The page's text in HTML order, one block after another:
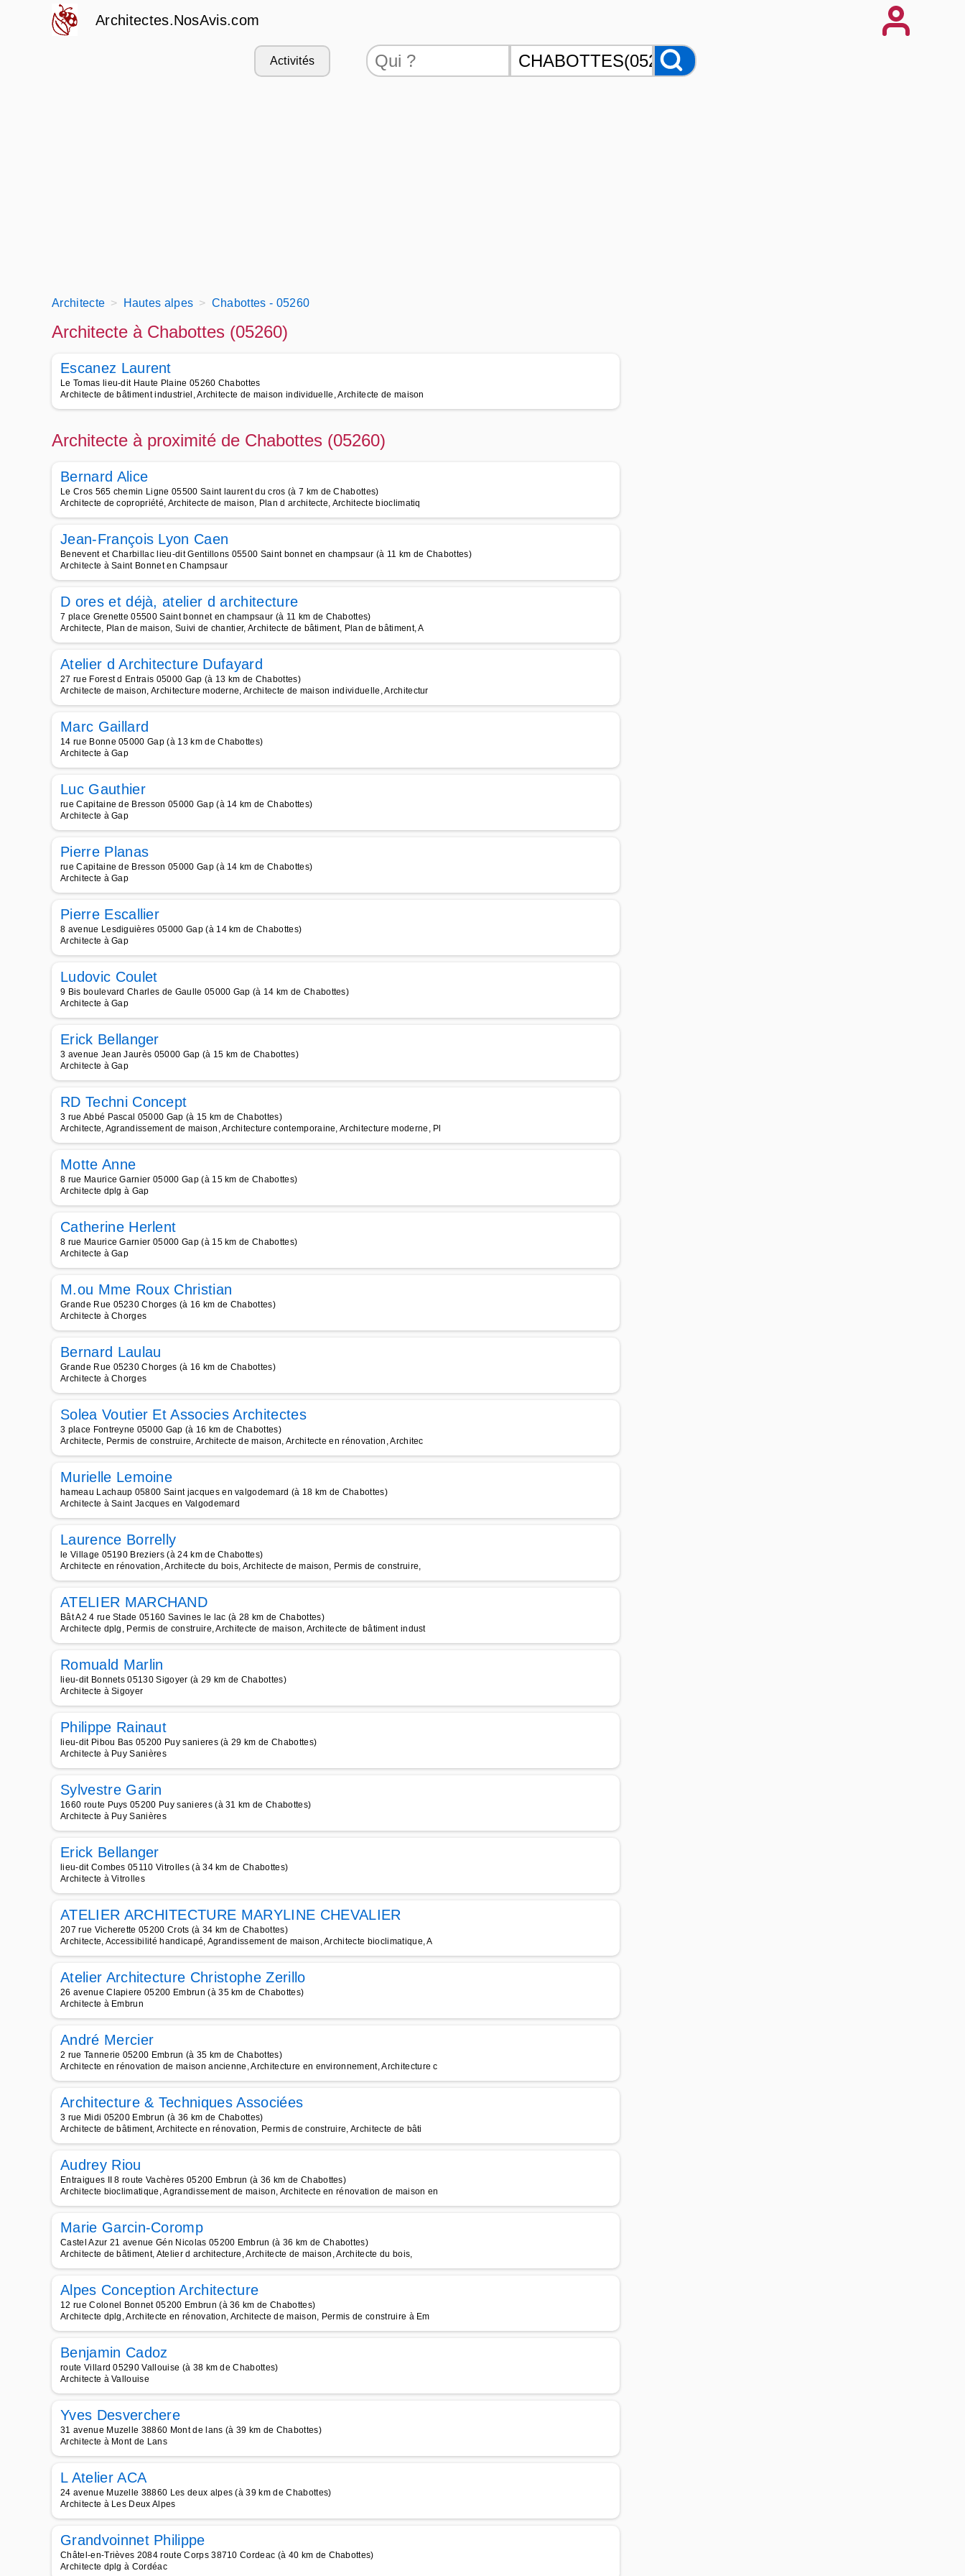
Architectes.NosAvis.com
Activités
Architecte Hautes alpes Chabottes - 05260
Architecte à Chabottes (05260)
Escanez Laurent
Le Tomas lieu-dit Haute Plaine 05260 Chabottes
Architecte de bâtiment industriel, Architecte de maison individuelle, Architecte de maison
Architecte à proximité de Chabottes (05260)
Bernard Alice
Le Cros 565 chemin Ligne 05500 Saint laurent du cros (à 7 km de Chabottes)
Architecte de copropriété, Architecte de maison, Plan d architecte, Architecte bioclimatiq
Jean-François Lyon Caen
Benevent et Charbillac lieu-dit Gentillons 05500 Saint bonnet en champsaur (à 11 km de Chabottes)
Architecte à Saint Bonnet en Champsaur
D ores et déjà, atelier d architecture
7 place Grenette 05500 Saint bonnet en champsaur (à 11 km de Chabottes)
Architecte, Plan de maison, Suivi de chantier, Architecte de bâtiment, Plan de bâtiment, A
Atelier d Architecture Dufayard
27 rue Forest d Entrais 05000 Gap (à 13 km de Chabottes)
Architecte de maison, Architecture moderne, Architecte de maison individuelle, Architectur
Marc Gaillard
14 rue Bonne 05000 Gap (à 13 km de Chabottes)
Architecte à Gap
Luc Gauthier
rue Capitaine de Bresson 05000 Gap (à 14 km de Chabottes)
Architecte à Gap
Pierre Planas
rue Capitaine de Bresson 05000 Gap (à 14 km de Chabottes)
Architecte à Gap
Pierre Escallier
8 avenue Lesdiguières 05000 Gap (à 14 km de Chabottes)
Architecte à Gap
Ludovic Coulet
9 Bis boulevard Charles de Gaulle 05000 Gap (à 14 km de Chabottes)
Architecte à Gap
Erick Bellanger
3 avenue Jean Jaurès 05000 Gap (à 15 km de Chabottes)
Architecte à Gap
RD Techni Concept
3 rue Abbé Pascal 05000 Gap (à 15 km de Chabottes)
Architecte, Agrandissement de maison, Architecture contemporaine, Architecture moderne, Pl
Motte Anne
8 rue Maurice Garnier 05000 Gap (à 15 km de Chabottes)
Architecte dplg à Gap
Catherine Herlent
8 rue Maurice Garnier 05000 Gap (à 15 km de Chabottes)
Architecte à Gap
M.ou Mme Roux Christian
Grande Rue 05230 Chorges (à 16 km de Chabottes)
Architecte à Chorges
Bernard Laulau
Grande Rue 05230 Chorges (à 16 km de Chabottes)
Architecte à Chorges
Solea Voutier Et Associes Architectes
3 place Fontreyne 05000 Gap (à 16 km de Chabottes)
Architecte, Permis de construire, Architecte de maison, Architecte en rénovation, Architec
Murielle Lemoine
hameau Lachaup 05800 Saint jacques en valgodemard (à 18 km de Chabottes)
Architecte à Saint Jacques en Valgodemard
Laurence Borrelly
le Village 05190 Breziers (à 24 km de Chabottes)
Architecte en rénovation, Architecte du bois, Architecte de maison, Permis de construire,
ATELIER MARCHAND
Bât A2 4 rue Stade 05160 Savines le lac (à 28 km de Chabottes)
Architecte dplg, Permis de construire, Architecte de maison, Architecte de bâtiment indust
Romuald Marlin
lieu-dit Bonnets 05130 Sigoyer (à 29 km de Chabottes)
Architecte à Sigoyer
Philippe Rainaut
lieu-dit Pibou Bas 05200 Puy sanieres (à 29 km de Chabottes)
Architecte à Puy Sanières
Sylvestre Garin
1660 route Puys 05200 Puy sanieres (à 31 km de Chabottes)
Architecte à Puy Sanières
Erick Bellanger
lieu-dit Combes 05110 Vitrolles (à 34 km de Chabottes)
Architecte à Vitrolles
ATELIER ARCHITECTURE MARYLINE CHEVALIER
207 rue Vicherette 05200 Crots (à 34 km de Chabottes)
Architecte, Accessibilité handicapé, Agrandissement de maison, Architecte bioclimatique, A
Atelier Architecture Christophe Zerillo
26 avenue Clapiere 05200 Embrun (à 35 km de Chabottes)
Architecte à Embrun
André Mercier
2 rue Tannerie 05200 Embrun (à 35 km de Chabottes)
Architecte en rénovation de maison ancienne, Architecture en environnement, Architecture c
Architecture & Techniques Associées
3 rue Midi 05200 Embrun (à 36 km de Chabottes)
Architecte de bâtiment, Architecte en rénovation, Permis de construire, Architecte de bâti
Audrey Riou
Entraigues II 8 route Vachères 05200 Embrun (à 36 km de Chabottes)
Architecte bioclimatique, Agrandissement de maison, Architecte en rénovation de maison en
Marie Garcin-Coromp
Castel Azur 21 avenue Gén Nicolas 05200 Embrun (à 36 km de Chabottes)
Architecte de bâtiment, Atelier d architecture, Architecte de maison, Architecte du bois,
Alpes Conception Architecture
12 rue Colonel Bonnet 05200 Embrun (à 36 km de Chabottes)
Architecte dplg, Architecte en rénovation, Architecte de maison, Permis de construire à Em
Benjamin Cadoz
route Villard 05290 Vallouise (à 38 km de Chabottes)
Architecte à Vallouise
Yves Desverchere
31 avenue Muzelle 38860 Mont de lans (à 39 km de Chabottes)
Architecte à Mont de Lans
L Atelier ACA
24 avenue Muzelle 38860 Les deux alpes (à 39 km de Chabottes)
Architecte à Les Deux Alpes
Grandvoinnet Philippe
Châtel-en-Trièves 2084 route Corps 38710 Cordeac (à 40 km de Chabottes)
Architecte dplg à Cordéac